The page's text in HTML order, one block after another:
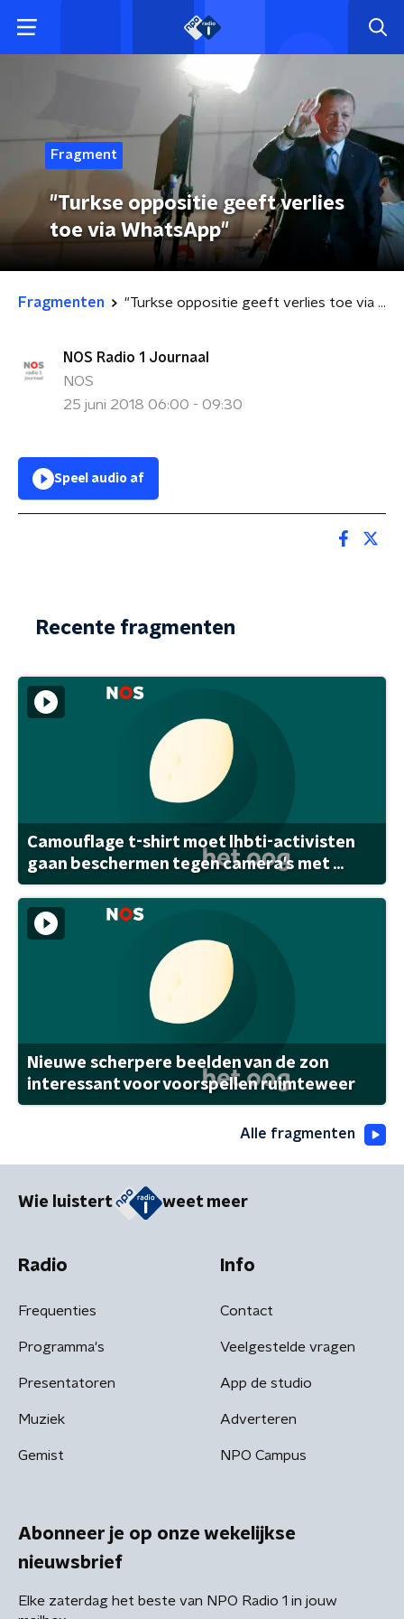
Fragment
"Turkse oppositie geeft verlies
toe via WhatsApp"
Fragmenten "Turkse oppositie geeft verlies toe via WhatsApp"
NOS Radio 1 Journaal
NOS
25 juni 2018 06:00 - 09:30
Speel audio af
Recente fragmenten
Camouflage t-shirt moet lhbti-activisten
gaan beschermen tegen camera's met ...
Nieuwe scherpere beelden van de zon
interessant voor voorspellen ruimteweer
Alle fragmenten
Wie luistert weet meer
Radio
Frequenties
Programma's
Presentatoren
Muziek
Gemist
Info
Contact
Veelgestelde vragen
App de studio
Adverteren
NPO Campus
Abonneer je op onze wekelijkse
nieuwsbrief
Elke zaterdag het beste van NPO Radio 1 in jouw